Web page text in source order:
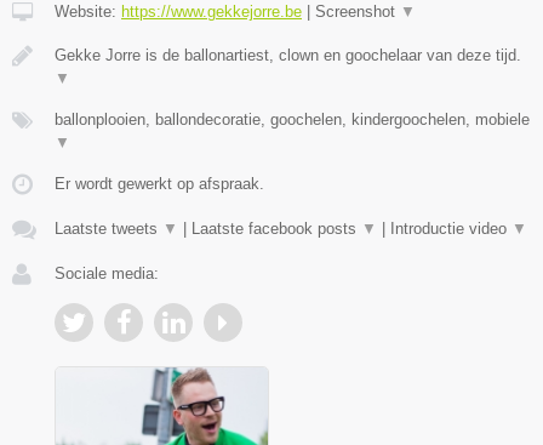
Website: https://www.gekkejorre.be Screenshot ▼
Gekke Jorre is de ballonartiest, clown en goochelaar van deze tijd.
▼
ballonplooien, ballondecoratie, goochelen, kindergoochelen, mobiele
▼
Er wordt gewerkt op afspraak.
Laatste tweets ▼ Laatste facebook posts ▼ Introductie video ▼
Sociale media: